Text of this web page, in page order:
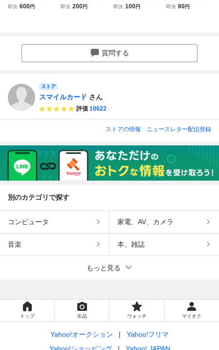
効果モンスター 1
即決 600円
効果モンスター 1
即決 200円
効果モンスター 1
即決 100円
効果モンスター 1
即決 80円
質問する
ストア
スマイルカード さん
評価 10022
ストアの情報 ニュースレター配信登録
別のカテゴリで探す
コンピュータ 家電、AV、カメラ
音楽 本、雑誌
もっと見る
トップ 出品 ウォッチ マイオク
Yahoo!オークション
Yahoo!フリマ
Yahoo!ショッピング
Yahoo! JAPAN